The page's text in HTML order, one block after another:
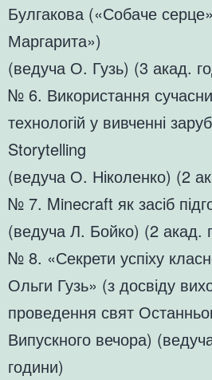
Булгакова («Собаче
Маргарита»)
(ведуча О. Гузь) (3 акад.
№ 6. Використання
технологій у вивченні
Storytelling
(ведуча О. Ніколенко) (2
№ 7. Minecraft як засіб
(ведуча Л. Бойко) (2 акад.
№ 8. «Секрети успіху
Ольги Гузь» (з досвіду
проведення свят
Випускного вечора)
години)